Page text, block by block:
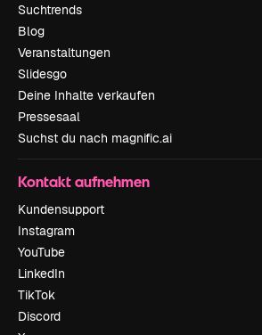
Suchtrends
Blog
Veranstaltungen
Slidesgo
Deine Inhalte verkaufen
Pressesaal
Suchst du nach magnific.ai
Kontakt aufnehmen
Kundensupport
Instagram
YouTube
LinkedIn
TikTok
Discord